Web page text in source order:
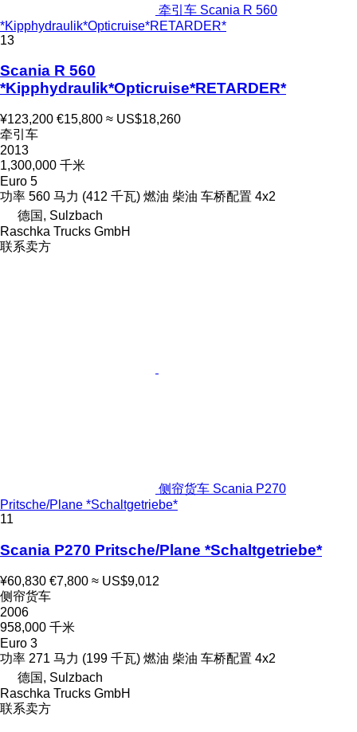
牵引车 Scania R 560
*Kipphydraulik*Opticruise*RETARDER*
13
Scania R 560
*Kipphydraulik*Opticruise*RETARDER*
¥123,200 €15,800 ≈ US$18,260
牵引车
2013
1,300,000 千米
Euro 5
功率 560 马力 (412 千瓦) 燃油 柴油 车桥配置 4x2
德国, Sulzbach
Raschka Trucks GmbH
联系卖方
侧帘货车 Scania P270
Pritsche/Plane *Schaltgetriebe*
11
Scania P270 Pritsche/Plane *Schaltgetriebe*
¥60,830 €7,800 ≈ US$9,012
侧帘货车
2006
958,000 千米
Euro 3
功率 271 马力 (199 千瓦) 燃油 柴油 车桥配置 4x2
德国, Sulzbach
Raschka Trucks GmbH
联系卖方